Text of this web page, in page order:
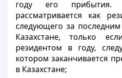
году его прибытия.
рассматривается как
следующего за
Казахстане, только
резидентом в году,
котором заканчивается
в Казахстане;